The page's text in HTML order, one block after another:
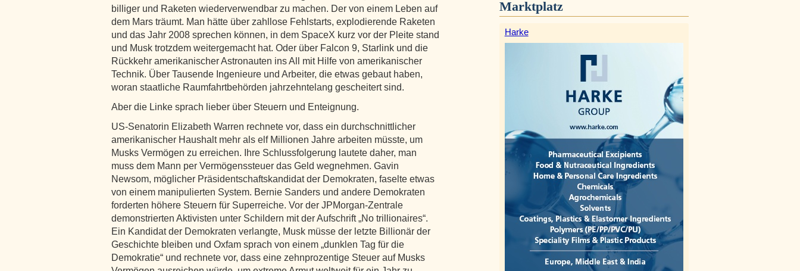
billiger und Raketen wiederverwendbar zu machen. Der von einem Leben auf
dem Mars träumt. Man hätte über zahllose Fehlstarts, explodierende Raketen
und das Jahr 2008 sprechen können, in dem SpaceX kurz vor der Pleite stand
und Musk trotzdem weitergemacht hat. Oder über Falcon 9, Starlink und die
Rückkehr amerikanischer Astronauten ins All mit Hilfe von amerikanischer
Technik. Über Tausende Ingenieure und Arbeiter, die etwas gebaut haben,
woran staatliche Raumfahrtbehörden jahrzehntelang gescheitert sind.
Aber die Linke sprach lieber über Steuern und Enteignung.
US-Senatorin Elizabeth Warren rechnete vor, dass ein durchschnittlicher
amerikanischer Haushalt mehr als elf Millionen Jahre arbeiten müsste, um
Musks Vermögen zu erreichen. Ihre Schlussfolgerung lautete daher, man
muss dem Mann per Vermögenssteuer das Geld wegnehmen. Gavin
Newsom, möglicher Präsidentschaftskandidat der Demokraten, faselte etwas
von einem manipulierten System. Bernie Sanders und andere Demokraten
forderten höhere Steuern für Superreiche. Vor der JPMorgan-Zentrale
demonstrierten Aktivisten unter Schildern mit der Aufschrift „No trillionaires“.
Ein Kandidat der Demokraten verlangte, Musk müsse der letzte Billionär der
Geschichte bleiben und Oxfam sprach von einem „dunklen Tag für die
Demokratie“ und rechnete vor, dass eine zehnprozentige Steuer auf Musks
Marktplatz
Harke